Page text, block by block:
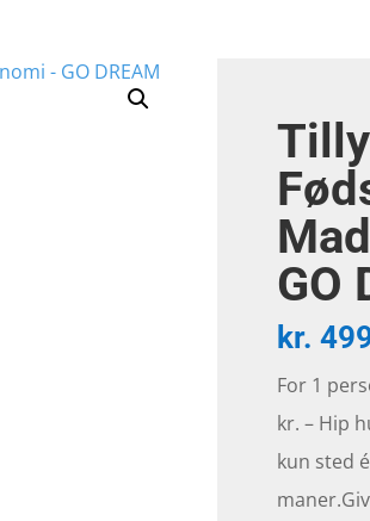
GO
kr.
For 1
kr. – Hip
kun sted